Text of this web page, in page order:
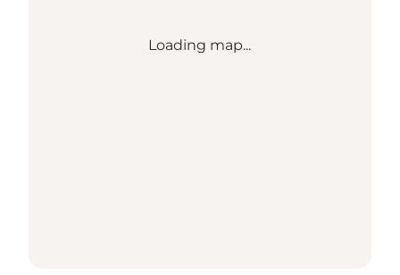
Loading map...